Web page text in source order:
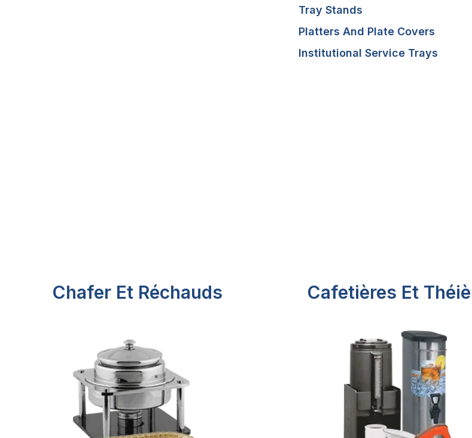
Tray Stands
Platters And Plate Covers
Institutional Service Trays
Chafer Et Réchauds Cafetières Et